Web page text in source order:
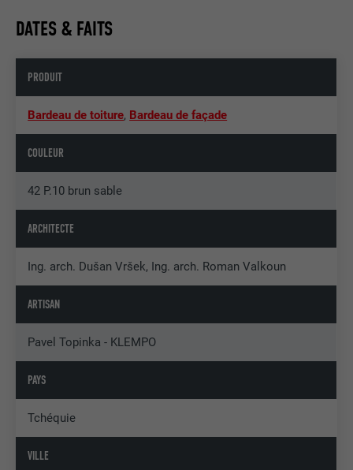
DATES & FAITS
PRODUIT
Bardeau de toiture, Bardeau de façade
COULEUR
42 P.10 brun sable
ARCHITECTE
Ing. arch. Dušan Vršek, Ing. arch. Roman Valkoun
ARTISAN
Pavel Topinka - KLEMPO
PAYS
Tchéquie
VILLE